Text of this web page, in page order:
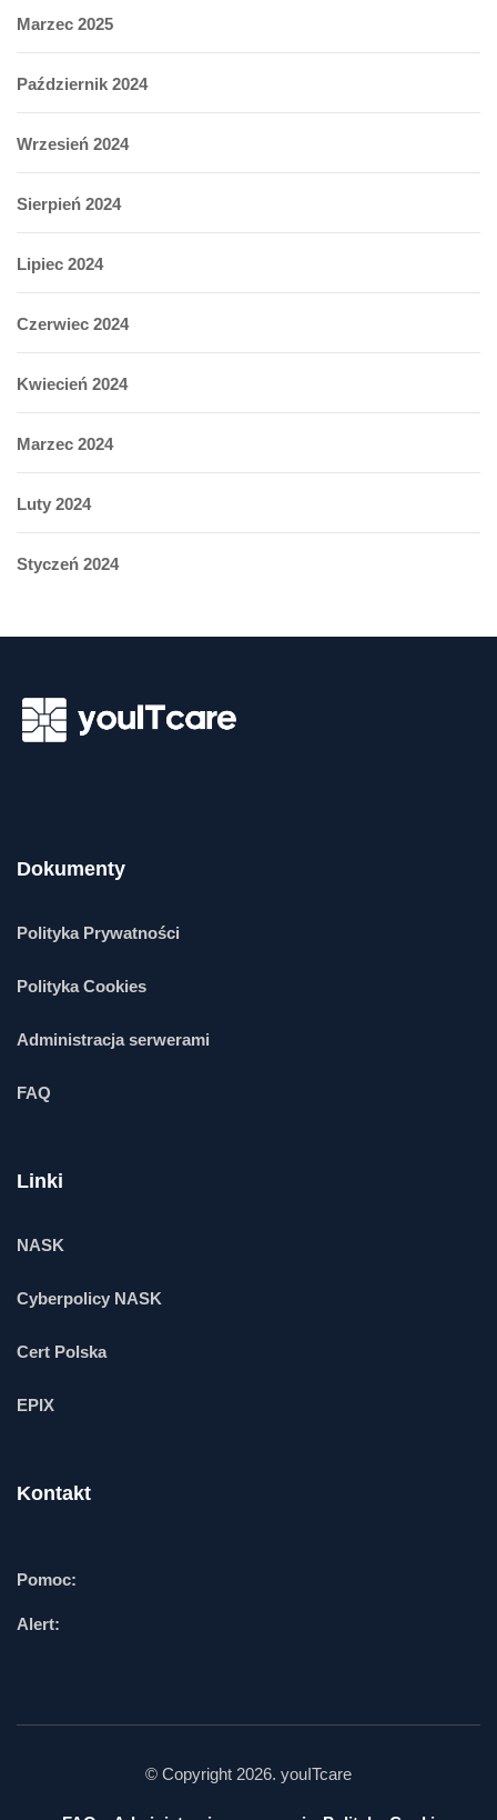
Marzec 2025
Październik 2024
Wrzesień 2024
Sierpień 2024
Lipiec 2024
Czerwiec 2024
Kwiecień 2024
Marzec 2024
Luty 2024
Styczeń 2024
Dokumenty
Polityka Prywatności
Polityka Cookies
Administracja serwerami
FAQ
Linki
NASK
Cyberpolicy NASK
Cert Polska
EPIX
Kontakt
Pomoc:
Alert:
© Copyright 2026. youITcare